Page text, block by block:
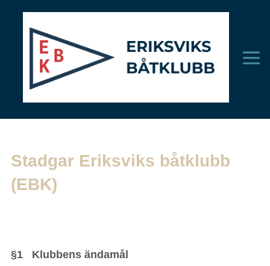
Stadgar Eriksviks båtklubb
(EBK)
§1 Klubbens ändamål